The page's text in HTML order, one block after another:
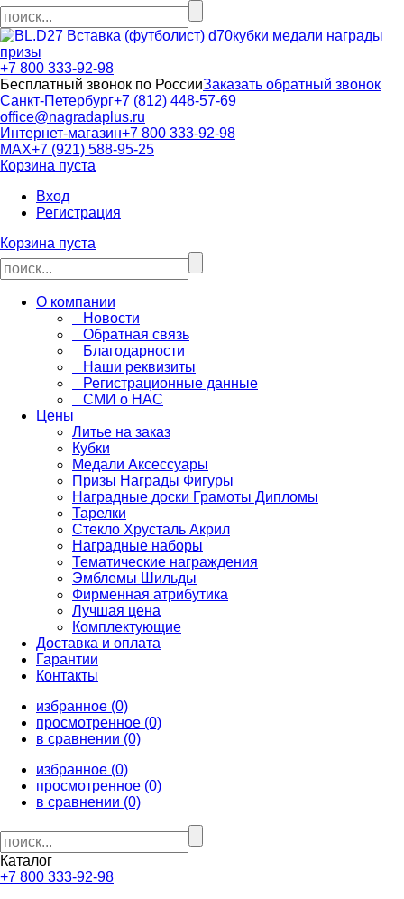
кубки медали награды
призы
+7 800 333-92-98
Бесплатный звонок по РоссииЗаказать обратный звонок
Санкт-Петербург+7 (812) 448-57-69
office@nagradaplus.ru
Интернет-магазин+7 800 333-92-98
MAX+7 (921) 588-95-25
Корзина пуста
Вход
Регистрация
Корзина пуста
О компании
Новости
Обратная связь
Благодарности
Наши реквизиты
Регистрационные данные
СМИ о НАС
Цены
Литье на заказ
Кубки
Медали Аксессуары
Призы Награды Фигуры
Наградные доски Грамоты Дипломы
Тарелки
Стекло Хрусталь Акрил
Наградные наборы
Тематические награждения
Эмблемы Шильды
Фирменная атрибутика
Лучшая цена
Комплектующие
Доставка и оплата
Гарантии
Контакты
избранное (0)
просмотренное (0)
в сравнении (0)
избранное (0)
просмотренное (0)
в сравнении (0)
Каталог
+7 800 333-92-98